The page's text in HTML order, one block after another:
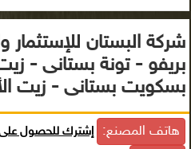
شركة البستان للإستثمار
بريفو - تونة بستانى -
بسكويت بستانى - زيت
هاتف المصنع: إشترك للحصول على